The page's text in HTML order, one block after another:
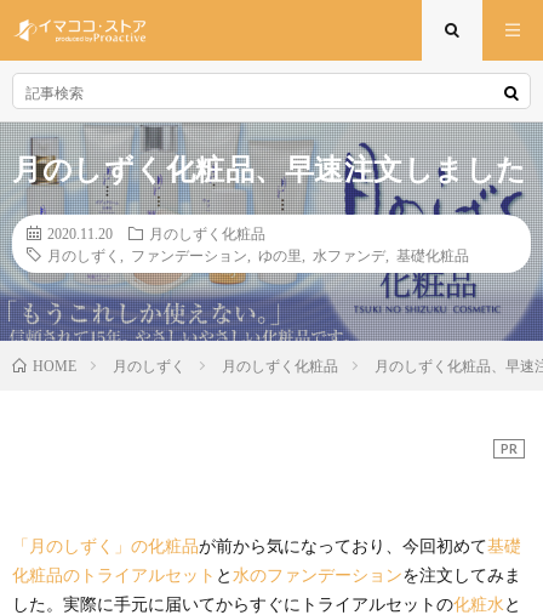
月のしずく化粧品、早速注文しました
2020.11.20
月のしずく化粧品
月のしずく
ファンデーション ゆの里 水ファンデ, 基礎化粧品
HOME 月のしずく 月のしずく化粧品 月のしずく化粧品、早速
PR
「月のしずく」の化粧品が前から気になっており、今回初めて基礎
化粧品のトライアルセット と 水のファンデーションを注文してみま
した。実際に手元に届いてからすぐにトライアルセットの化粧水と